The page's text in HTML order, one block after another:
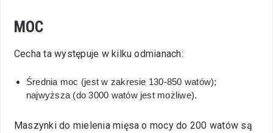
MOC
Cecha ta występuje w kilku odmianach:
Średnia moc (jest w zakresie 130-850 watów);
najwyższa (do 3000 watów jest możliwe).
Maszynki do mielenia mięsa o mocy do 200 watów są